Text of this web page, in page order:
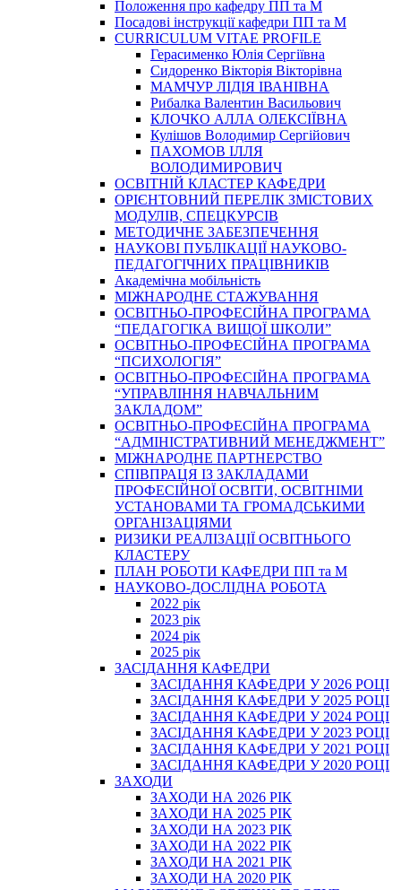
Положення про кафедру ПП та М
Посадові інструкції кафедри ПП та М
CURRICULUM VITAE PROFILE
Герасименко Юлія Сергіївна
Сидоренко Вікторія Вікторівна
МАМЧУР ЛІДІЯ ІВАНІВНА
Рибалка Валентин Васильович
КЛОЧКО АЛЛА ОЛЕКСІЇВНА
Кулішов Володимир Сергійович
ПАХОМОВ ІЛЛЯ
ВОЛОДИМИРОВИЧ
ОСВІТНІЙ КЛАСТЕР КАФЕДРИ
ОРІЄНТОВНИЙ ПЕРЕЛІК ЗМІСТОВИХ
МОДУЛІВ, СПЕЦКУРСІВ
МЕТОДИЧНЕ ЗАБЕЗПЕЧЕННЯ
НАУКОВІ ПУБЛІКАЦІЇ НАУКОВО-
ПЕДАГОГІЧНИХ ПРАЦІВНИКІВ
Академічна мобільність
МІЖНАРОДНЕ СТАЖУВАННЯ
ОСВІТНЬО-ПРОФЕСІЙНА ПРОГРАМА
“ПЕДАГОГІКА ВИЩОЇ ШКОЛИ”
ОСВІТНЬО-ПРОФЕСІЙНА ПРОГРАМА
“ПСИХОЛОГІЯ”
ОСВІТНЬО-ПРОФЕСІЙНА ПРОГРАМА
“УПРАВЛІННЯ НАВЧАЛЬНИМ
ЗАКЛАДОМ”
ОСВІТНЬО-ПРОФЕСІЙНА ПРОГРАМА
“АДМІНІСТРАТИВНИЙ МЕНЕДЖМЕНТ”
МІЖНАРОДНЕ ПАРТНЕРСТВО
СПІВПРАЦЯ ІЗ ЗАКЛАДАМИ
ПРОФЕСІЙНОЇ ОСВІТИ, ОСВІТНІМИ
УСТАНОВАМИ ТА ГРОМАДСЬКИМИ
ОРГАНІЗАЦІЯМИ
РИЗИКИ РЕАЛІЗАЦІЇ ОСВІТНЬОГО
КЛАСТЕРУ
ПЛАН РОБОТИ КАФЕДРИ ПП та М
НАУКОВО-ДОСЛІДНА РОБОТА
2022 рік
2023 рік
2024 рік
2025 рік
ЗАСІДАННЯ КАФЕДРИ
ЗАСІДАННЯ КАФЕДРИ У 2026 РОЦІ
ЗАСІДАННЯ КАФЕДРИ У 2025 РОЦІ
ЗАСІДАННЯ КАФЕДРИ У 2024 РОЦІ
ЗАСІДАННЯ КАФЕДРИ У 2023 РОЦІ
ЗАСІДАННЯ КАФЕДРИ У 2021 РОЦІ
ЗАСІДАННЯ КАФЕДРИ У 2020 РОЦІ
ЗАХОДИ
ЗАХОДИ НА 2026 РІК
ЗАХОДИ НА 2025 РІК
ЗАХОДИ НА 2023 РІК
ЗАХОДИ НА 2022 РІК
ЗАХОДИ НА 2021 РІК
ЗАХОДИ НА 2020 РІК